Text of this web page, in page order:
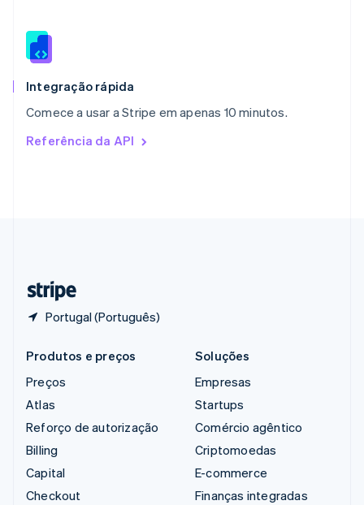
Integração rápida
Comece a usar a Stripe em apenas 10 minutos.
Referência da API
Portugal (Português)
RAE de Hong Kong, China
Reino Unido
English
English
English
Produtos e preços
Preços
Atlas
Reforço de autorização
Billing
Capital
Checkout
Soluções
Empresas
Startups
Comércio agêntico
Criptomoedas
E-commerce
Finanças integradas